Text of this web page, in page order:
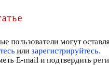
пользователи могут
или зарегистрируйтесь.
E-mail и подтвердить